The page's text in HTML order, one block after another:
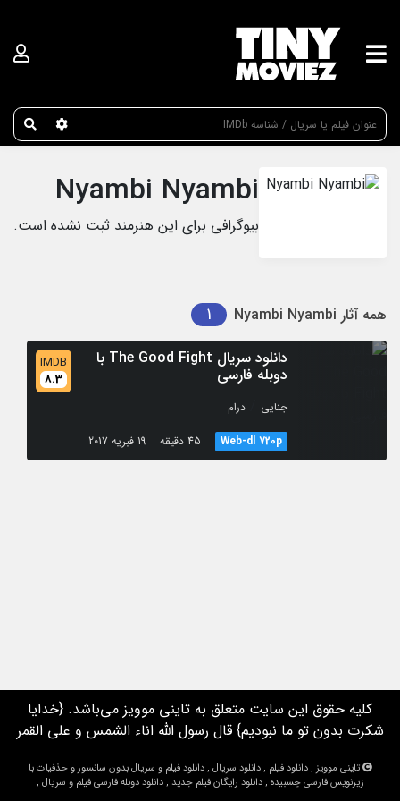
عنوان
Nyambi Nyambi
بیوگرافی برای این هنرمند ثبت نشده است.
همه آثار Nyambi Nyambi
1
دانلود سریال The Good Fight با
دوبله فارسی
IMDB
8.3
جنایی
درام
Web-dl 720p
45 دقیقه 19 فبریه 2017
کلیه حقوق این سایت متعلق به تاینی موویز می‌باشد. {خدایا
شکرت بدون تو ما نبودیم} قال رسول الله اناء الشمس و علی القمر
تاینی موویز , دانلود فیلم , دانلود سریال , دانلود فیلم و سریال بدون سانسور و حذفیات با
زیرنویس فارسی چسبیده , دانلود رایگان فیلم جدید , دانلود دوبله فارسی فیلم و سریال ,